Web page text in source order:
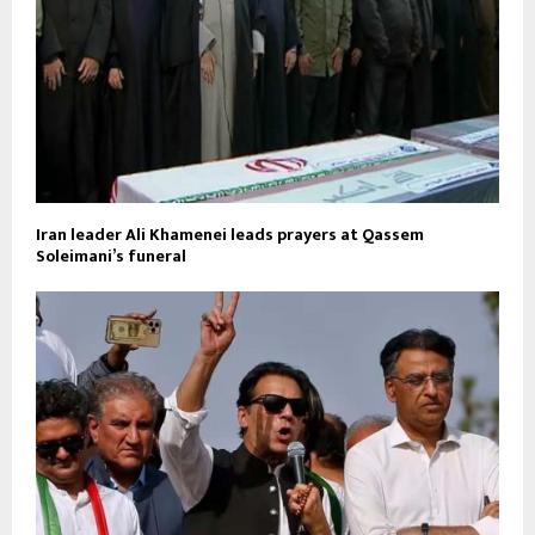
Iran leader Ali Khamenei leads prayers at Qassem
Soleimani’s funeral